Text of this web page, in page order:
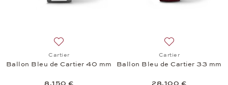
Cartier
Ballon Bleu de Cartier 40 mm
8.150 €
Cartier
Ballon Bleu de Cartier 33 mm
28.100 €